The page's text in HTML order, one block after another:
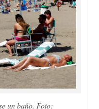
un baño. Foto: